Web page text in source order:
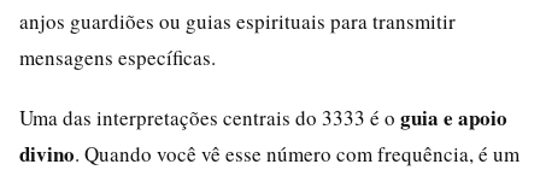
anjos guardiões ou guias espirituais para transmitir
mensagens específicas.
Uma das interpretações centrais do 3333 é o guia e apoio
divino. Quando você vê esse número com frequência, é um